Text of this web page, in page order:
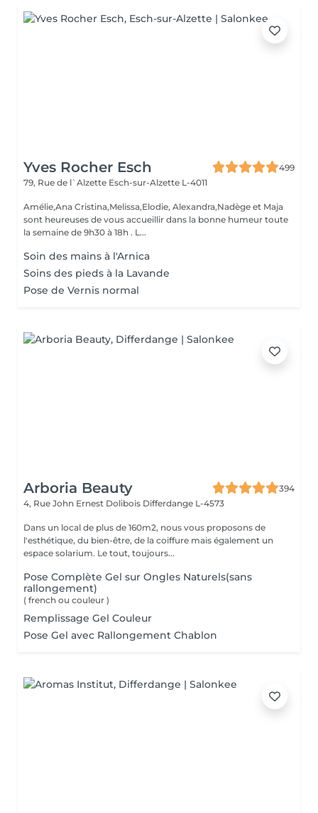
Yves Rocher Esch
499
79, Rue de l`Alzette Esch-sur-Alzette L-4011
Amélie,Ana Cristina,Melissa,Elodie, Alexandra,Nadège et Maja
sont heureuses de vous accueillir dans la bonne humeur toute
la semaine de 9h30 à 18h . L...
Soin des mains à l'Arnica
Soins des pieds à la Lavande
Pose de Vernis normal
Arboria Beauty
394
4, Rue John Ernest Dolibois Differdange L-4573
Dans un local de plus de 160m2, nous vous proposons de
l'esthétique, du bien-être, de la coiffure mais également un
espace solarium. Le tout, toujours...
Pose Complète Gel sur Ongles Naturels(sans
rallongement)
( french ou couleur )
Remplissage Gel Couleur
Pose Gel avec Rallongement Chablon